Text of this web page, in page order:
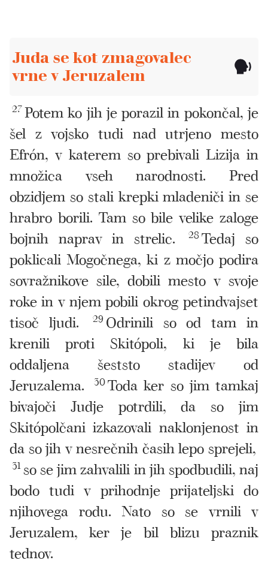
Juda se kot zmagovalec
vrne v Jeruzalem
27Potem ko jih je porazil in pokončal, je
šel z vojsko tudi nad utrjeno mesto
Efrón, v katerem so prebivali Lizija in
množica vseh narodnosti. Pred
obzidjem so stali krepki mladeniči in se
hrabro borili. Tam so bile velike zaloge
bojnih naprav in strelic.
28 Tedaj so
poklicali Mogočnega, ki z močjo podira
sovražnikove sile, dobili mesto v svoje
roke in v njem pobili okrog petindvajset
tisoč ljudi.
29 Odrinili so od tam in
krenili proti Skitópoli, ki je bila
oddaljena šeststo stadijev od
Jeruzalema.
30Toda ker so jim tamkaj
bivajoči Judje potrdili, da so jim
Skitópolčani izkazovali naklonjenost in
da so jih v nesrečnih časih lepo sprejeli,
31 so se jim zahvalili in jih spodbudili, naj
bodo tudi v prihodnje prijateljski do
njihovega rodu. Nato so se vrnili v
Jeruzalem, ker je bil blizu praznik
tednov.